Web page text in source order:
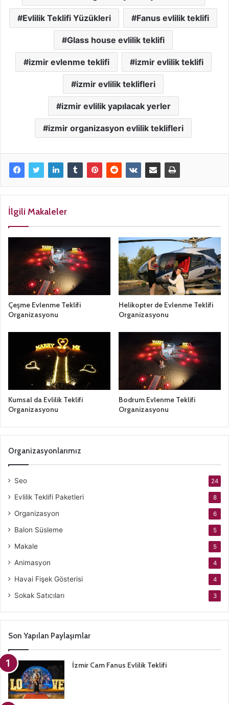
Evlilik Teklifi Yüzükleri Fanus evlilik teklifi
Glass house evlilik teklifi
izmir evlenme teklifi izmir evlilik teklifi
izmir evlilik teklifleri
izmir evlilik yapılacak yerler
izmir organizasyon evlilik teklifleri
İlgili Makaleler
Çeşme Evlenme Teklifi
Organizasyonu
Helikopter de Evlenme Teklifi
Organizasyonu
Kumsal da Evlilik Teklifi
Organizasyonu
Bodrum Evlenme Teklifi
Organizasyonu
Organizasyonlarımız
Seo 24
Evlilik Teklifi Paketleri 8
Organizasyon 6
Balon Süsleme 5
Makale 5
Animasyon 4
Havai Fişek Gösterisi 4
Sokak Satıcıları 3
Son Yapılan Paylaşımlar
İzmir Cam Fanus Evlilik Teklifi